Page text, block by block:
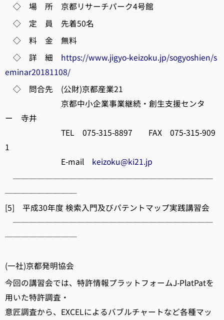
◇ 場 所 京都リサーチパーク4号館
◇ 定 員 先着50名
◇ 料 金 無料
◇ 詳 細 https://www.jigyo-keizoku.jp/sogyoshien/s
eminar20181108/
◇ 問合先 (公財)京都産業21
京都中小企業事業継続・創生支援センタ
ー 寺井
TEL 075-315-8897 FAX 075-315-909
1
E-mail keizoku@ki21.jp
─────────────────────────
─────────
[5] 平成30年度 検索入門及びパテントマップ実践講習会
─────────────────────────
─────────
(一社)京都発明協会
今回の講習会では、特許情報プラットフォームJ-PlatPatを
用いた特許調査・
意匠調査から、EXCELによるバブルチャートなど各種マッ